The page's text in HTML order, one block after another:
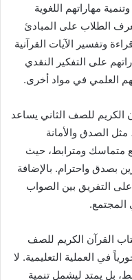
مهاراتهم اللغوية
الطلاب على المبادئ
وتفسير الآيات القرآنية
على التفكير النقدي
العلمي في مواد أخرى.
الكريم للصف الثاني يساعد
الصدق والأمانة
متماسك ومترابط، حيث
بصدق واحترام. بالإضافة
التفريق بين الصواب
المجتمع.
القرآن الكريم للصف
في العملية التعليمية. لا
بل يمتد ليشمل تنمية